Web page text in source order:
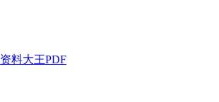
资料大王PDF